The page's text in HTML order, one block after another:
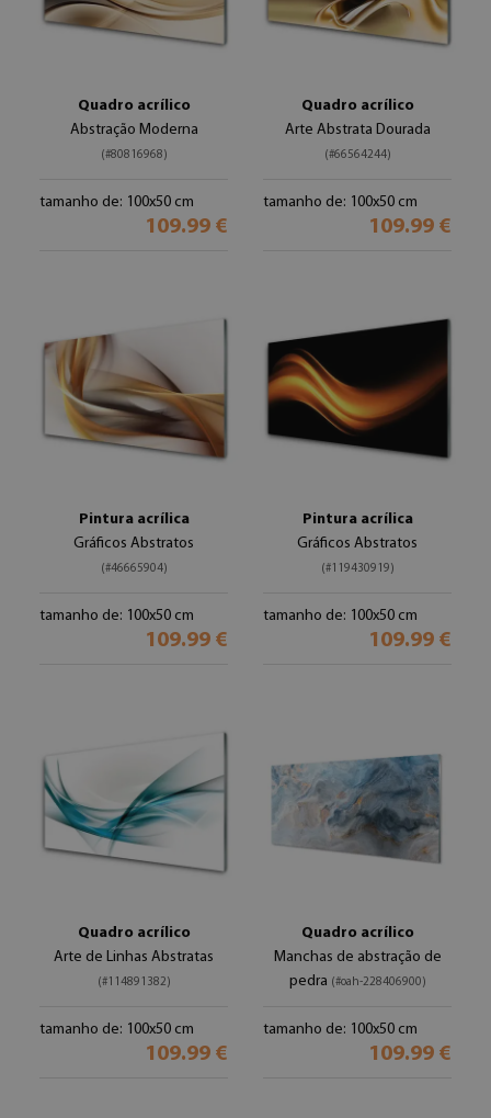
Quadro acrílico
Abstração Moderna
(#80816968)
tamanho de: 100x50 cm
109.99 €
Quadro acrílico
Arte Abstrata Dourada
(#66564244)
tamanho de: 100x50 cm
109.99 €
Pintura acrílica
Gráficos Abstratos
(#46665904)
tamanho de: 100x50 cm
109.99 €
Pintura acrílica
Gráficos Abstratos
(#119430919)
tamanho de: 100x50 cm
109.99 €
Quadro acrílico
Arte de Linhas Abstratas
(#114891382)
tamanho de: 100x50 cm
109.99 €
Quadro acrílico
Manchas de abstração de
pedra (#oah-228406900)
tamanho de: 100x50 cm
109.99 €